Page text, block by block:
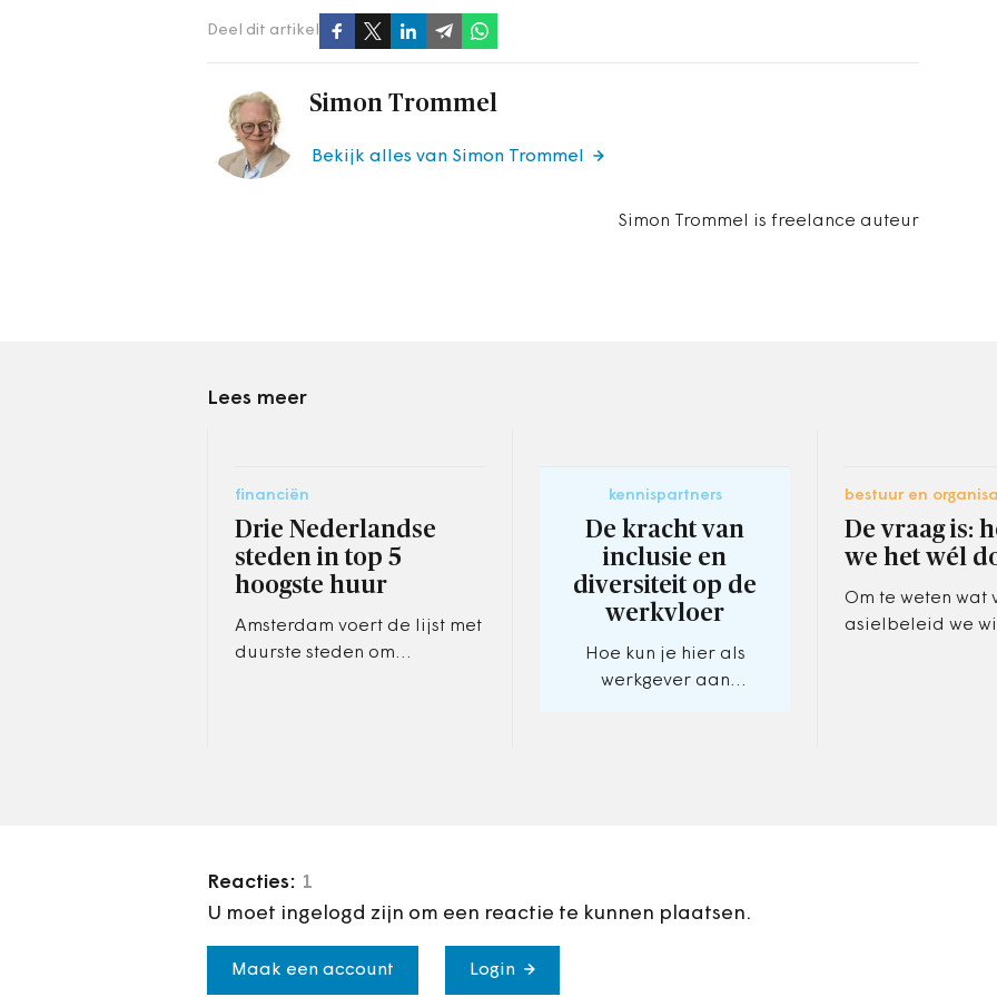
Deel dit artikel
Simon Trommel
Simon Trommel is freelance auteur
Bekijk alles van Simon Trommel
Lees meer
financiën
Drie Nederlandse
steden in top 5
hoogste huur
Amsterdam voert de lijst met
duurste steden om
kennispartners
De kracht van
inclusie en
diversiteit op de
werkvloer
Hoe kun je hier als
werkgever aan
bestuur en
De vraag is:
we het wél
Om te weten wat
asielbeleid we
Reacties: 1
U moet ingelogd zijn om een reactie te kunnen plaatsen.
Maak een account Login